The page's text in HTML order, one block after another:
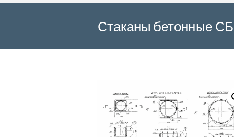
Стаканы бетонные